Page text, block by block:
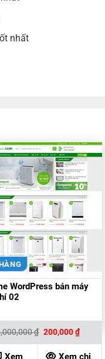
nhất
WordPress bán máy
02
₫ Giá
gốc
là:
1,000,000 ₫.
200,000₫Giá
hiện
tại
là:
Xem
Xem chi